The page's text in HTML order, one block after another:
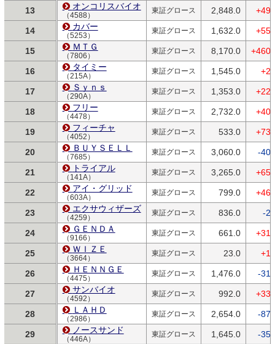
オンコリスバイオ
（4588）
東証グロース 2,848.0
カバー
（5253）
東証グロース 1,632.0
ＭＴＧ
（7806）
東証グロース 8,170.0
タイミー
（215A）
東証グロース 1,545.0
Ｓｙｎｓ
（290A）
東証グロース 1,353.0
フリー
（4478）
東証グロース 2,732.0
フィーチャ
（4052）
東証グロース 533.0
ＢＵＹＳＥＬＬ
（7685）
東証グロース 3,060.0
-
トライアル
（141A）
東証グロース 3,265.0
アイ・グリッド
（603A）
東証グロース 799.0
エクサウィザーズ
（4259）
東証グロース 836.0
-
ＧＥＮＤＡ
（9166）
東証グロース 661.0
ＷＩＺＥ
（3664）
東証グロース 23.0
ＨＥＮＮＧＥ
（4475）
東証グロース 1,476.0
-
サンバイオ
（4592）
東証グロース 992.0
ＬＡＨＤ
（2986）
東証グロース 2,654.0
-
ノースサンド
（446A）
東証グロース 1,645.0
-
13
14
15
16
17
18
19
20
21
22
23
24
25
26
27
28
29